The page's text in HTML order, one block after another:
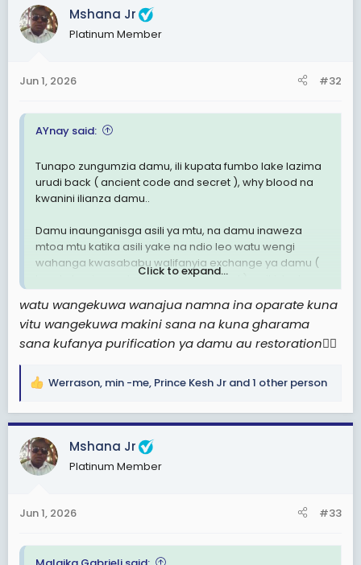
c
t
i
s
Mshana Jr
Platinum Member
Jun 1, 2026 #32
AYnay said:
Tunapo zungumzia damu, ili kupata fumbo lake lazima
urudi back ( ancient code and secret ), why blood na
kwanini ilianza damu..
Damu inaunganisga asili ya mtu, na damu inaweza
mtoa mtu katika asili yake na ndio leo watu wengi
wahanga kwasababu walifanyia exchange ya damu (
kwa kutumia weak and strong protocal ) na ikisha kuwa
wangekuwa wanajua namna ina oparate kuna vitu
wangekuwa makini sana na kuna gharama sana
kufanya purification ya damu au restoration 😁😁
Click to expand...
watu wangekuwa wanajua namna ina oparate kuna
vitu wangekuwa makini sana na kuna gharama
sana kufanya purification ya damu au restoration✍🏿
R
a
c
t
i
s
Werrason, min -me, Prince Kesh Jr and 1 other person
Mshana Jr
Platinum Member
Jun 1, 2026 #33